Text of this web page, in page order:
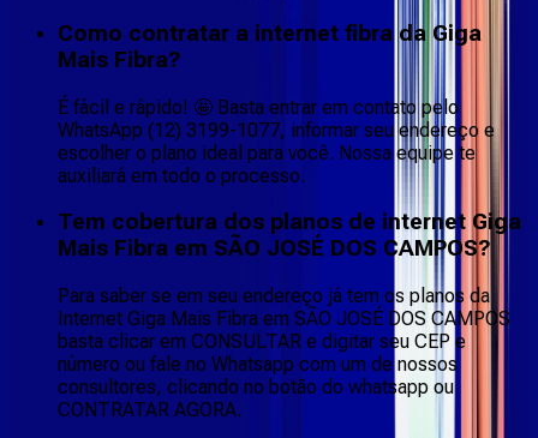
Como contratar a internet fibra da Giga
Mais Fibra?
É fácil e rápido! 🤩 Basta entrar em contato pelo
WhatsApp (12) 3199-1077, informar seu endereço e
escolher o plano ideal para você. Nossa equipe te
auxiliará em todo o processo.
Tem cobertura dos planos de internet Giga
Mais Fibra em SÃO JOSÉ DOS CAMPOS?
Para saber se em seu endereço já tem os planos da
Internet Giga Mais Fibra em SÃO JOSÉ DOS CAMPOS
basta clicar em CONSULTAR e digitar seu CEP e
número ou fale no Whatsapp com um de nossos
consultores, clicando no botão do whatsapp ou
CONTRATAR AGORA.